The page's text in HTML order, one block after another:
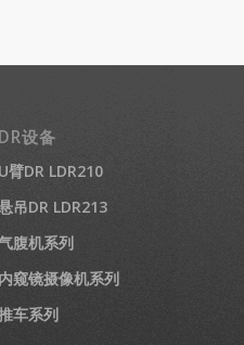
DR设备
U臂DR LDR210
吊DR LDR213
腹机系列
内窥镜摄像机系列
车系列